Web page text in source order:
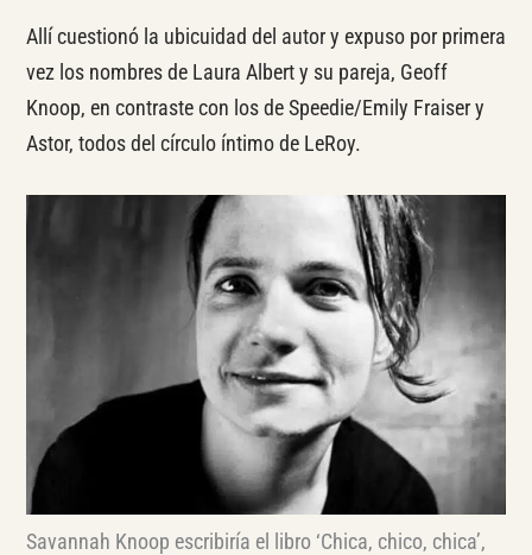
Allí cuestionó la ubicuidad del autor y expuso por primera
vez los nombres de Laura Albert y su pareja, Geoff
Knoop, en contraste con los de Speedie/Emily Fraiser y
Astor, todos del círculo íntimo de LeRoy.
Savannah Knoop escribiría el libro ‘Chica, chico, chica’,